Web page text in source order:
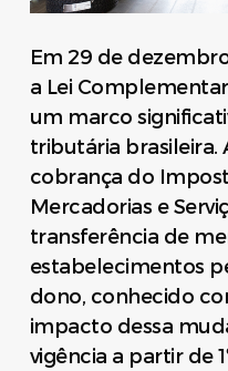
Em 29 de
a Lei
um marco
tributária brasileira.
cobrança do
Mercadorias e
transferência de
estabelecimentos
dono, conhecido
impacto dessa
vigência a partir de